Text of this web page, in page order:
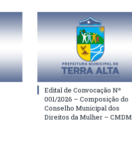
Edital de Convocação Nº
001/2026 – Composição do
Conselho Municipal dos
Direitos da Mulher – CMDM